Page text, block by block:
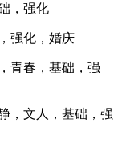
，强化
强化，婚庆
青春，基础，强
，文人，基础，强